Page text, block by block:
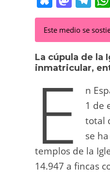
u
e
sk
y
a
st
o
d
o
n
el
e
gr
a
m
Este medio se
La cúpula de la
inmatricular,
E n
1 de
total
se
templos de la
14.947 a fincas